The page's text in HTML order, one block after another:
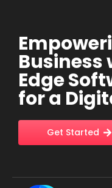
Edge
for a
Get Started